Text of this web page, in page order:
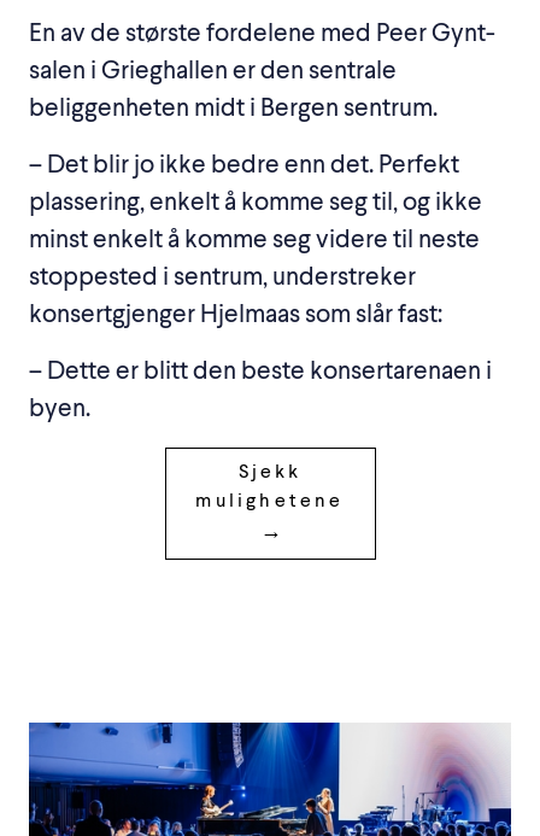
En av de største fordelene med Peer Gynt-
salen i Grieghallen er den sentrale
beliggenheten midt i Bergen sentrum.
– Det blir jo ikke bedre enn det. Perfekt
plassering, enkelt å komme seg til, og ikke
minst enkelt å komme seg videre til neste
stoppested i sentrum, understreker
konsertgjenger Hjelmaas som slår fast:
– Dette er blitt den beste konsertarenaen i
byen.
Sjekk
mulighetene